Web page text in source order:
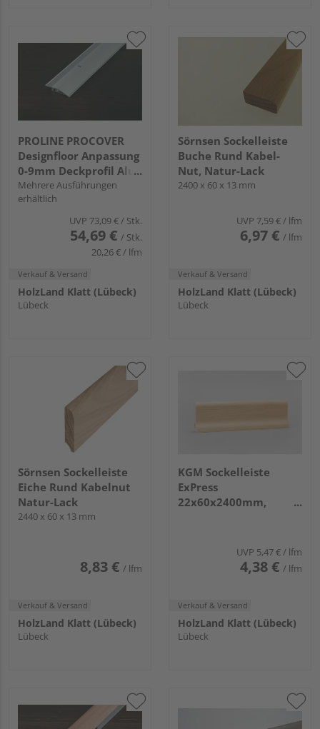
PROLINE PROCOVER
Designfloor Anpassung
0-9mm Deckprofil Alu
eloxiert
Mehrere Ausführungen
erhältlich
UVP 73,09 €/ Stk.
54,69 € / Stk.
20,26 € / lfm
Verkauf & Versand
HolzLand Klatt (Lübeck)
Lübeck
Sörnsen Sockelleiste
Buche Rund Kabel-
Nut, Natur-Lack
2400 x 60 x 13 mm
UVP 7,59 €/ lfm
6,97 € / lfm
Verkauf & Versand
HolzLand Klatt (Lübeck)
Lübeck
Sörnsen Sockelleiste
Eiche Rund Kabelnut
Natur-Lack
2440 x 60 x 13 mm
8,83 € / lfm
Verkauf & Versand
HolzLand Klatt (Lübeck)
Lübeck
KGM Sockelleiste
ExPress
22x60x2400mm,
UVP 5,47 € / lfm
4,38 € / lfm
Verkauf & Versand
HolzLand Klatt (Lübeck)
Lübeck